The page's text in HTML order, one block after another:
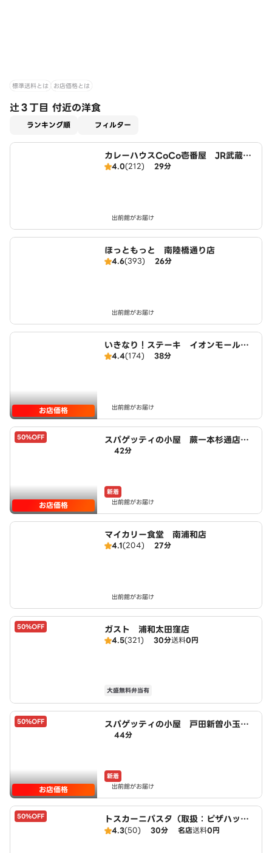
標準送料とは お店価格とは
辻３丁目 付近の洋食
ランキング順 フィルター
カレーハウスCoCo壱番屋 JR武蔵浦
和駅東口店（SD）
4.0(212) 29分
出前館がお届け
ほっともっと 南陸橋通り店
4.6(393) 26分
出前館がお届け
お店価格
いきなり！ステーキ イオンモール北
戸田店
4.4(174) 38分
出前館がお届け
50%OFF
お店価格
スパゲッティの小屋 蕨一本杉通店 p
owered by LAWSON
42分
新着
出前館がお届け
マイカリー食堂 南浦和店
4.1(204) 27分
出前館がお届け
50%OFF ガスト 浦和太田窪店
4.5(321) 30分送料0円
大盛無料弁当有
50%OFF
お店価格
スパゲッティの小屋 戸田新曽小玉
店 powered by LAWSON
44分
新着
出前館がお届け
50%OFF
トスカーニパスタ（取扱：ピザハット
武蔵浦和店）
4.3(50) 30分 名店送料0円